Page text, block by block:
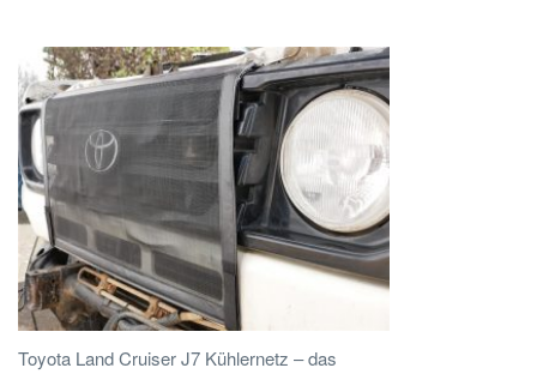
Toyota Land Cruiser J7 Kühlernetz – das